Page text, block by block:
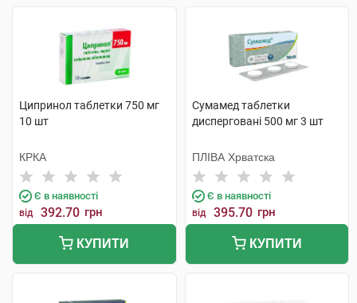
Ципринол таблетки 750 мг
10 шт
КРКА
Є в наявності
від 392.70 грн
КУПИТИ
Сумамед таблетки
дисперговані 500 мг 3 шт
ПЛІВА Хрватска
Є в наявності
від 395.70 грн
КУПИТИ